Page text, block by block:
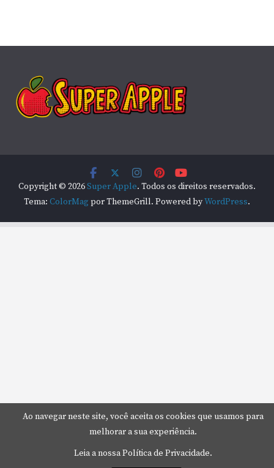
Copyright © 2026Super Apple. Todos os direitos reservados.
Tema: ColorMag por ThemeGrill. Powered byWordPress.
Ao navegar neste site, você aceita os cookies que usamos para
melhorar a sua experiência.
Leia a nossa Política de Privacidade.